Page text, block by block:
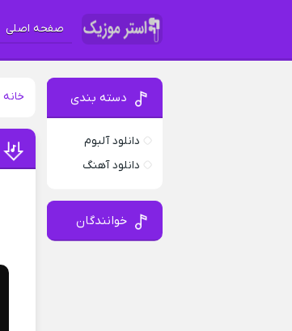
صفحه اصلی
خانه دسته بندی
دانلود آلبوم
دانلود آهنگ
خوانندگان